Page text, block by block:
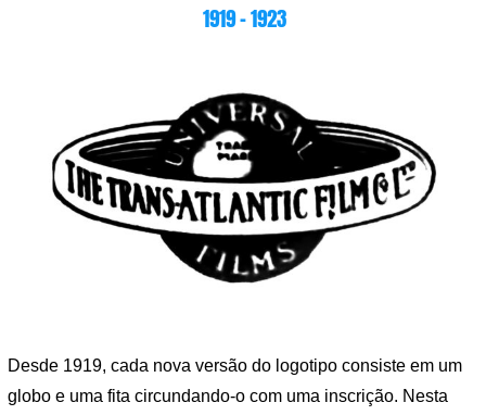
1919 – 1923
Desde 1919, cada nova versão do logotipo consiste em um
globo e uma fita circundando-o com uma inscrição. Nesta